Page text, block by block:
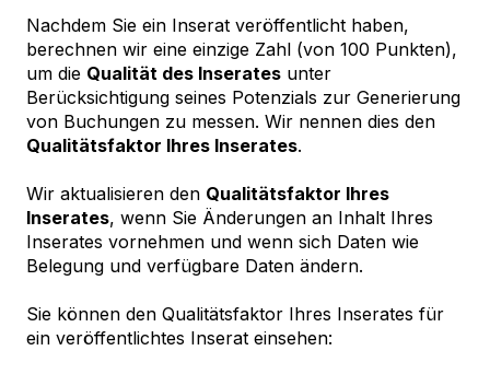
Nachdem Sie ein Inserat veröffentlicht haben,
berechnen wir eine einzige Zahl (von 100 Punkten),
um die Qualität des Inserates unter
Berücksichtigung seines Potenzials zur Generierung
von Buchungen zu messen. Wir nennen dies den
Qualitätsfaktor Ihres Inserates.
Wir aktualisieren den Qualitätsfaktor Ihres
Inserates, wenn Sie Änderungen an Inhalt Ihres
Inserates vornehmen und wenn sich Daten wie
Belegung und verfügbare Daten ändern.
Sie können den Qualitätsfaktor Ihres Inserates für
ein veröffentlichtes Inserat einsehen: